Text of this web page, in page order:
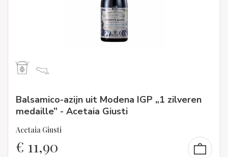
Balsamico-azijn uit Modena IGP „1 zilveren
medaille” - Acetaia Giusti
Acetaia Giusti
€ 11,90